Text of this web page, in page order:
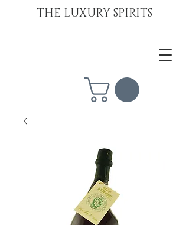
THE LUXURY SPIRITS